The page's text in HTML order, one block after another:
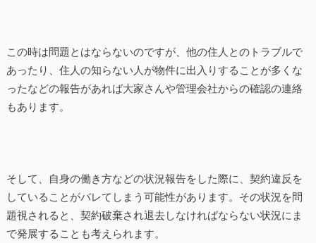
この時は問題とはならないのですが、他の住人とのトラブルで
あったり、住人の知らない人が物件に出入りすることが多くな
ったなどの報告があれば大家さんや管理会社からの確認の連絡
もあります。
そして、自身の働き方などの状況報告をした際に、契約違反を
していることがバレてしまう可能性があります。その状況を問
題視されると、契約破棄され退去しなければならない状況にま
で発展することも考えられます。